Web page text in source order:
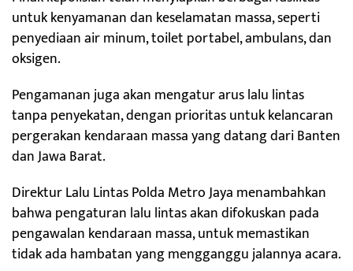
untuk kenyamanan dan keselamatan massa, seperti
penyediaan air minum, toilet portabel, ambulans, dan
oksigen.
Pengamanan juga akan mengatur arus lalu lintas
tanpa penyekatan, dengan prioritas untuk kelancaran
pergerakan kendaraan massa yang datang dari Banten
dan Jawa Barat.
Direktur Lalu Lintas Polda Metro Jaya menambahkan
bahwa pengaturan lalu lintas akan difokuskan pada
pengawalan kendaraan massa, untuk memastikan
tidak ada hambatan yang mengganggu jalannya acara.